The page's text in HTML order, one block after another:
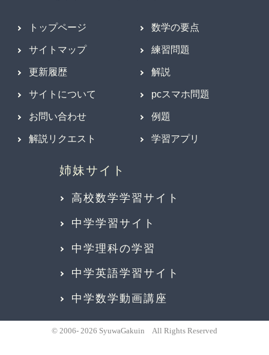
トップページ
サイトマップ
更新履歴
サイトについて
お問い合わせ
解説リクエスト
数学の要点
練習問題
解説
pcスマホ問題
例題
学習アプリ
高校数学学習サイト
中学学習サイト
中学理科の学習
中学英語学習サイト
中学数学動画講座
© 2006- 2026 SyuwaGakuin All Rights Reserved